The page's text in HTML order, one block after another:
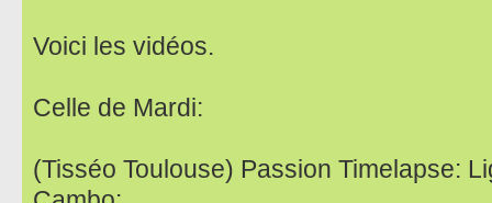
Voici les vidéos.
Celle de Mardi:
(Tisséo Toulouse) Passion Timelapse: